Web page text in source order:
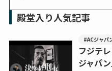
殿堂入り人気記事
#ACジャパ
フジテ
ジャパ